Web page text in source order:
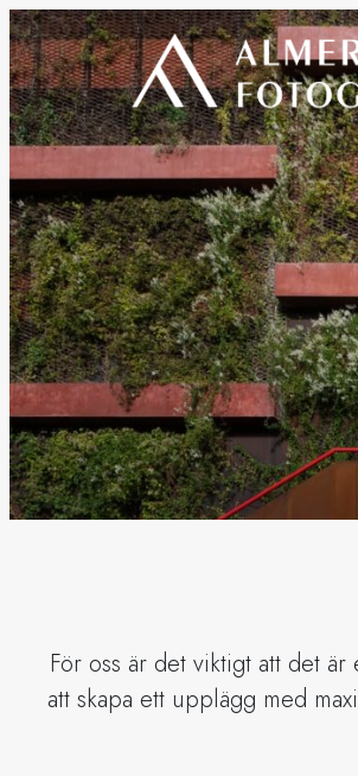
För oss är det viktigt att det
att skapa ett upplägg med